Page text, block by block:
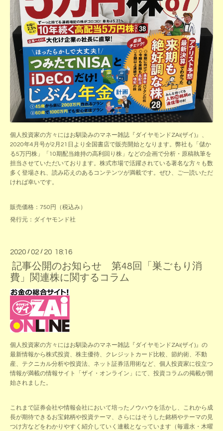
個人投資家の方々にはお馴染みのマネー雑誌『ダイヤモンドZAi(ザイ)』、
2020年4月号が2月21日より全国書店で販売開始となります。弊社も「儲か
る5万円株」「10期配当維持の高利回り株」などの企画で分析・原稿執筆を
担当させていただいております。株式市場で活躍されている著名な方々も数
多く登場され、読み応えのあるコンテンツが満載です。ぜひ、ご一読いただ
ければ幸いです。
販売価格：750円（税込み）
発行元：ダイヤモンド社
2020 / 02 / 20 18:16
記事公開のお知らせ 第48回「巣ごもり消
費」関連株に関するコラム
個人投資家の方々にはお馴染みのマネー雑誌『ダイヤモンドZAi(ザイ)』の
最新情報から株式投資、株主優待、クレジットカード比較、節約術、不動
産、テクニカル分析や投資法、ネット証券活用術など、個人投資家に役立つ
情報が満載の情報サイト「ザイ・オンライン」にて、投資コラムの掲載が開
始されました。
これまで証券会社や情報会社において培ったノウハウを活かし、これから成
長が期待できるお宝銘柄や投資テーマ、さらにはそうした銘柄やテーマの見
つけ方などをわかりやすく紹介していく連載となっています（毎週水・木曜